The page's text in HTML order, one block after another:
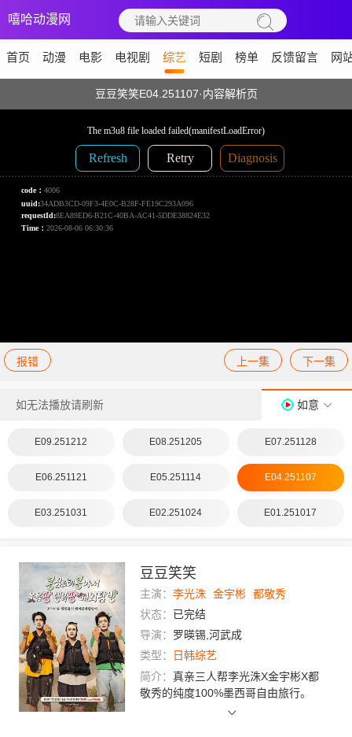
嘻哈动漫网
首页 动漫 电影 电视剧 综艺 短剧 榜单 反馈留言 网
豆豆笑笑E04.251107·内容解析页
报错 上一集 下一集
如无法播放请刷新 如意
E09.251212 E08.251205 E07.251128
E06.251121 E05.251114 E04.251107
E03.251031 E02.251024 E01.251017
豆豆笑笑
主演： 李光洙 金宇彬 都敬秀
状态： 已完结
导演： 罗暎锡,河武成
类型：
日韩综艺
简介： 真亲三人帮李光洙X金宇彬X都
敬秀的纯度100%墨西哥自由旅行。